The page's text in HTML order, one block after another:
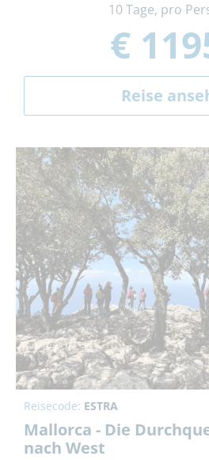
10 Tage, pro
€
Reise
Reisecode: ESTRA
Mallorca - Die
nach West